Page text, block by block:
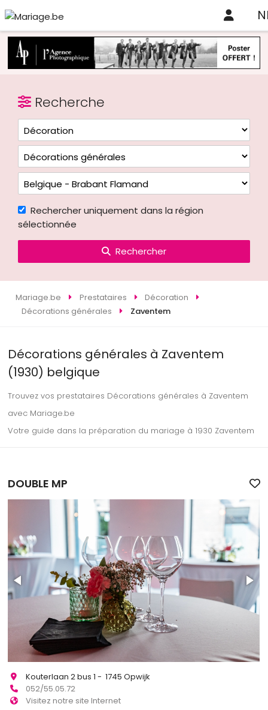
Recherche
Rechercher uniquement dans la région
sélectionnée
Rechercher
Mariage.be Prestataires
Décoration
Décorations générales
Zaventem
Décorations générales à Zaventem
(1930) belgique
Trouvez vos prestataires Décorations générales à Zaventem
avec Mariage.be
Votre guide dans la préparation du mariage à 1930 Zaventem
DOUBLE MP
Kouterlaan 2 bus 1 - 1745 Opwijk
052/55.05.72
Visitez notre site Internet